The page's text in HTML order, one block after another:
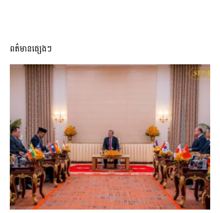
ពត៌មានផ្សេងៗ